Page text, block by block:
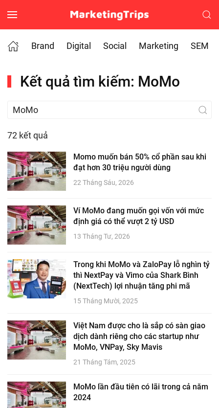
Skip to main content
Brand
Digital Social Marketing SEM
Kết quả tìm kiếm: MoMo
72 kết quả
Momo muốn bán 50% cổ phần sau khi
đạt hơn 30 triệu người dùng
22 Tháng Sáu, 2026
Ví MoMo đang muốn gọi vốn với mức
định giá có thể vượt 2 tỷ USD
13 Tháng Tư, 2026
Trong khi MoMo và ZaloPay lỗ nghìn tỷ
thì NextPay và Vimo của Shark Bình
(NextTech) lợi nhuận tăng phi mã
15 Tháng Mười, 2025
Việt Nam được cho là sắp có sàn giao
dịch dành riêng cho các startup như
MoMo, VNPay, Sky Mavis
21 Tháng Tám, 2025
MoMo lần đầu tiên có lãi trong cả năm
2024